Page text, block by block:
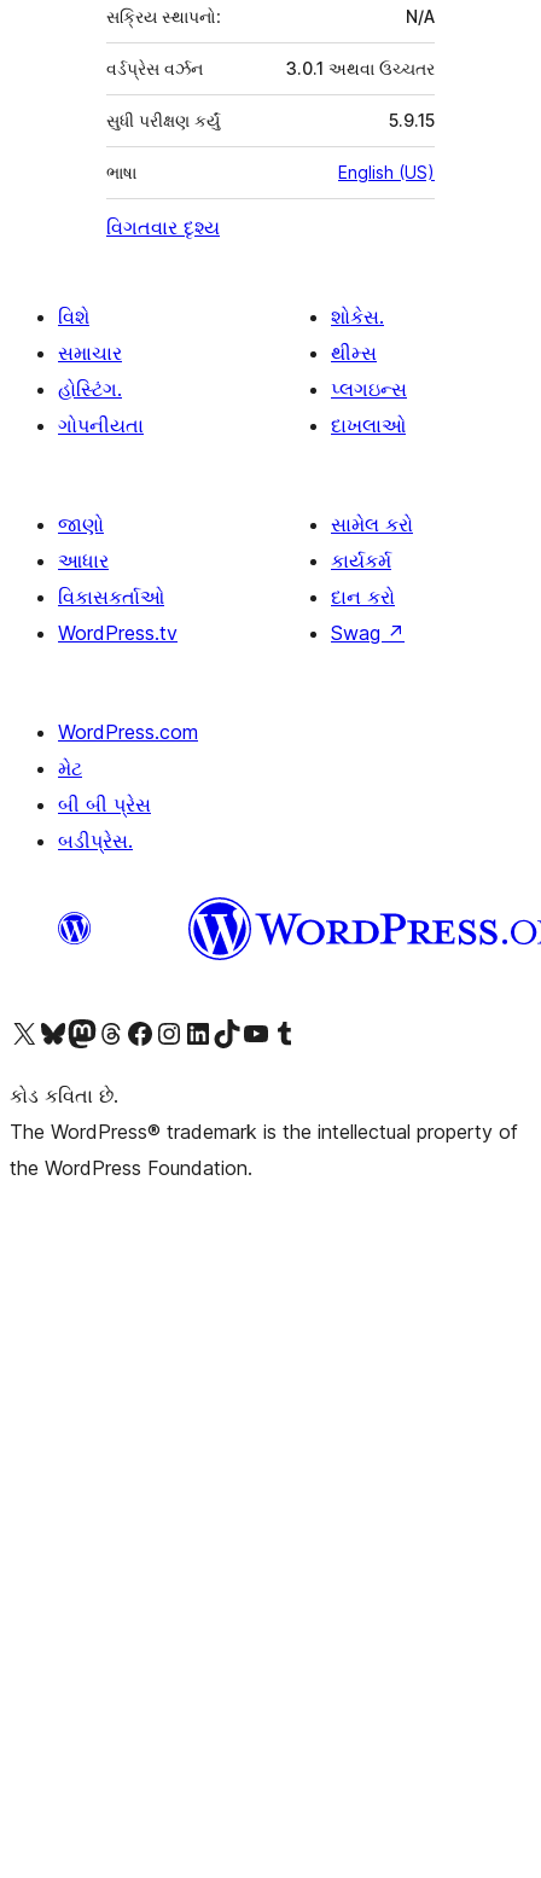
સક્રિય સ્થાપનો: N/A
વર્ડપ્રેસ વર્ઝન 3.0.1 અથવા ઉચ્ચતર
5.9.15
સુધી પરીક્ષણ કર્યું
ભાષા English (US)
વિગતવાર દૃશ્ય
વિશે
સમાચાર
હોસ્ટિંગ.
ગોપનીયતા
શોકેસ.
થીમ્સ
પ્લગઇન્સ
દાખલાઓ
જાણો
આધાર
વિકાસકર્તાઓ
WordPress.tv
સામેલ કરો
કાર્યકર્મ
દાન કરો
Swag ↗
WordPress.com
મેટ
બી બી પ્રેસ
બડીપ્રેસ.
અમારા X (અગાઉ ટ્વિટર) એકાઉન્ટની મુલાકાત લોઅમારા Bluesky એકાઉન્ટની મુલાકાત લોઅમારા માસ્ટોડોન એકાઉન્ટની મુલાકાત લોઅમારા Threads એકાઉન્ટની મુલાકાત લો અમારા ફેસબુક પેજની મુલાકાત લોઅમારા ઇન્સ્ટાગ્રામ એકાઉન્ટની મુલાકાત લો અમારા LinkedIn એકાઉન્ટની મુલાકાત લોઅમારા TikTok એકાઉન્ટની મુલાકાત લોઅમારી YouTube ચેનલની મુલાકાત લો અમારા Tumblr એકાઉન્ટની મુલાકાત લો
કોડ કવિતા છે.
The WordPress® trademark is the intellectual property of
the WordPress Foundation.